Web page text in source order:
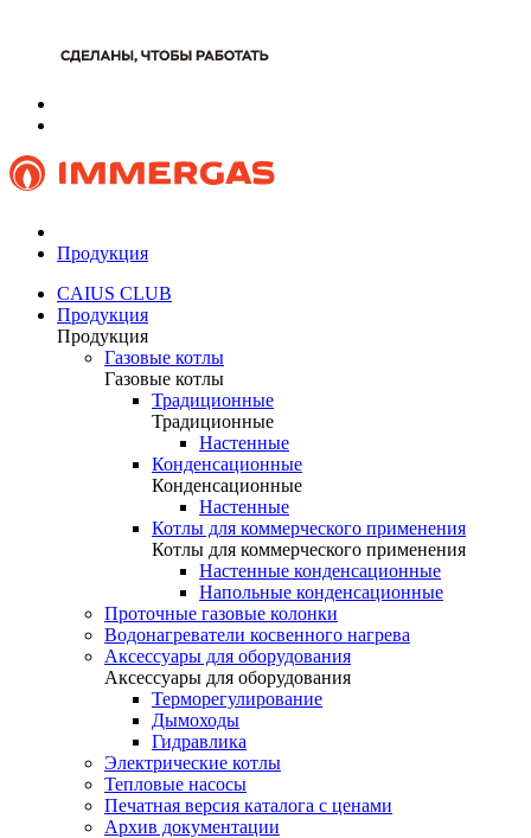
Продукция
CAIUS CLUB
Продукция
Продукция
Газовые котлы
Газовые котлы
Традиционные
Традиционные
Настенные
Конденсационные
Конденсационные
Настенные
Котлы для коммерческого применения
Котлы для коммерческого применения
Настенные конденсационные
Напольные конденсационные
Проточные газовые колонки
Водонагреватели косвенного нагрева
Аксессуары для оборудования
Аксессуары для оборудования
Терморегулирование
Дымоходы
Гидравлика
Электрические котлы
Тепловые насосы
Печатная версия каталога с ценами
Архив документации